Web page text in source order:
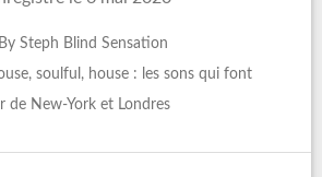
Steph Blind Sensation
soulful, house : les sons qui font
de New-York et Londres